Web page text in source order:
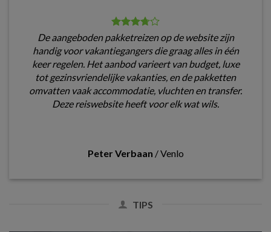
De aangeboden pakketreizen op de website zijn
handig voor vakantiegangers die graag alles in één
keer regelen. Het aanbod varieert van budget, luxe
tot gezinsvriendelijke vakanties, en de pakketten
omvatten vaak accommodatie, vluchten en transfer.
Deze reiswebsite heeft voor elk wat wils.
Peter Verbaan /Venlo
TIPS